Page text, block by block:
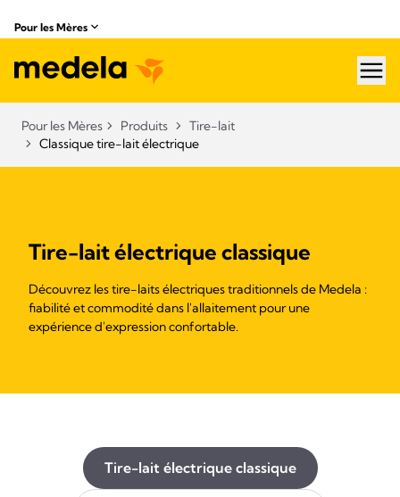
Pour les Mères
Pour les Mères Produits
Tire-lait
Classique tire-lait électrique
Tire-lait électrique classique
Découvrez les tire-laits électriques traditionnels de Medela :
fiabilité et commodité dans l'allaitement pour une
expérience d'expression confortable.
Tire-lait électrique classique